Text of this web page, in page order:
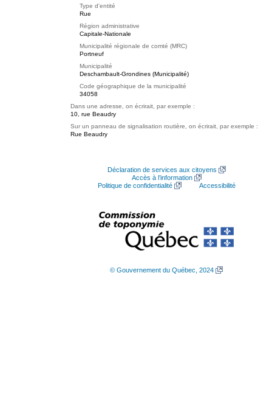
Type d'entité
Rue
Région administrative
Capitale-Nationale
Municipalité régionale de comté (MRC)
Portneuf
Municipalité
Deschambault-Grondines (Municipalité)
Code géographique de la municipalité
34058
Dans une adresse, on écrirait, par exemple :
10, rue Beaudry
Sur un panneau de signalisation routière, on écrirait, par exemple :
Rue Beaudry
Déclaration de services aux citoyens
Accès à l’information
Politique de confidentialité
Accessibilité
© Gouvernement du Québec, 2024